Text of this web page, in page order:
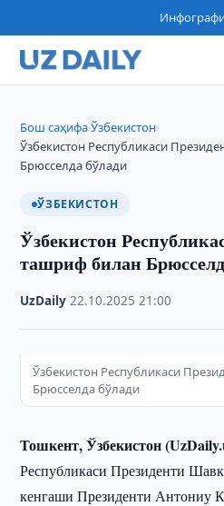
Бош саҳифа›Ўзбекистон›
Ўзбекистон Республикаси
Брюсселда бўлади
ЎЗБЕКИСТОН
Ўзбекистон
ташриф билан
UzDaily ·22.10.2025 ·21:00
Ўзбекистон Республикаси
Брюсселда бўлади
Тошкент, Ўзбекистон
Республикаси Президенти
кенгаши Президенти Антониу